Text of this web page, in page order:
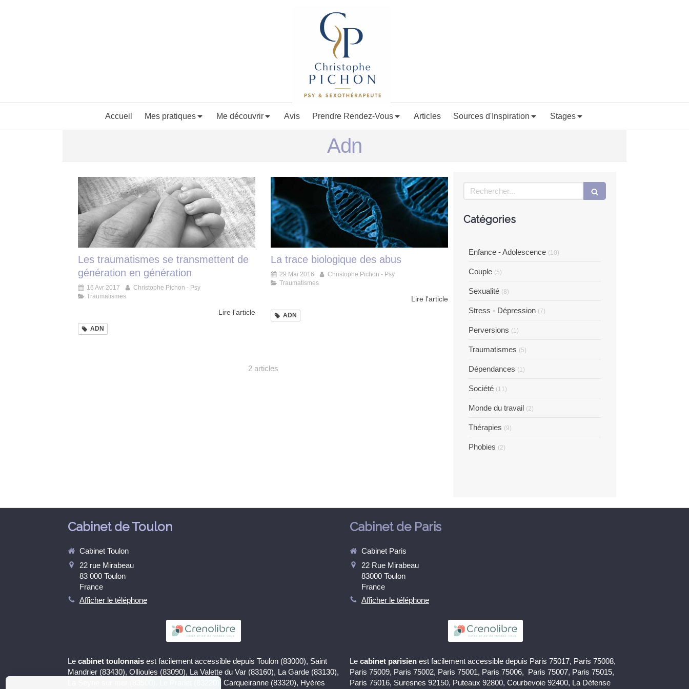
Accueil Mes pratiques Me découvrir Avis Prendre Rendez-Vous Articles Sources d'Inspiration Stages
Adn
Les traumatismes se transmettent de
génération en génération
16 Avr 2017
Christophe Pichon - Psy
Traumatismes
Lire l'article
ADN
La trace biologique des abus
29 Mai 2016
Christophe Pichon - Psy
Traumatismes
Lire l'article
ADN
2 articles
Rechercher
Catégories
Enfance - Adolescence (10)
Couple (5)
Sexualité (8)
Stress - Dépression (7)
Perversions (1)
Traumatismes (5)
Dépendances (1)
Société (11)
Monde du travail (2)
Thérapies (9)
Phobies (2)
Cabinet de Toulon
Cabinet Toulon
22 rue Mirabeau
83 000 Toulon
France
Afficher le téléphone
Le cabinet toulonnais est facilement accessible depuis Toulon (83000), Saint
Mandrier (83430), Ollioules (83090), La Valette du Var (83160), La Garde (83130),
La Seyne sur mer (83500), Le Pradet (83220), Carqueiranne (83320), Hyères
Cabinet de Paris
Cabinet Paris
22 Rue Mirabeau
83000 Toulon
France
Afficher le téléphone
Le cabinet parisien est facilement accessible depuis Paris 75017, Paris 75008,
Paris 75009, Paris 75002, Paris 75001, Paris 75006, Paris 75007, Paris 75015,
Paris 75016, Suresnes 92150, Puteaux 92800, Courbevoie 92400, La Défense
Continuer sans accepter